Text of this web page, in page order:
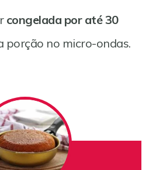
congelada por até 30
porção no micro-ondas.